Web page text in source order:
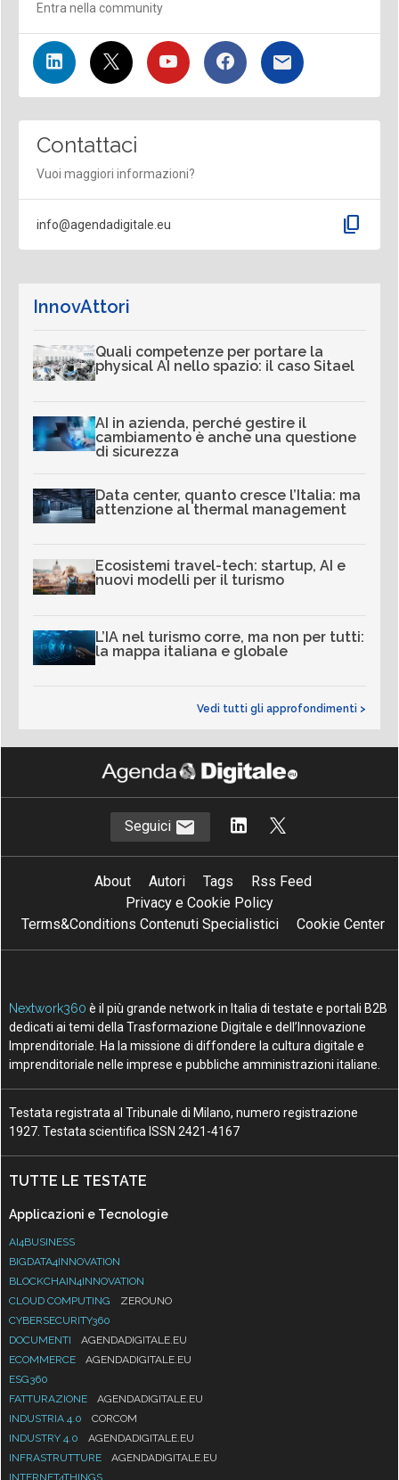
Entra nella community
Contattaci
Vuoi maggiori informazioni?
info@agendadigitale.eu content_copy
InnovAttori
Quali competenze per portare la
physical AI nello spazio: il caso Sitael
AI in azienda, perché gestire il
cambiamento è anche una questione
di sicurezza
Data center, quanto cresce l’Italia: ma
attenzione al thermal management
Ecosistemi travel-tech: startup, AI e
nuovi modelli per il turismo
L’IA nel turismo corre, ma non per tutti:
la mappa italiana e globale
Vedi tutti gli approfondimenti >
Seguici
About Autori Tags
Rss Feed
Privacy e Cookie Policy
Terms&Conditions Contenuti Specialistici
Cookie Center
Nextwork360 è il più grande network in Italia di testate e portali B2B
dedicati ai temi della Trasformazione Digitale e dell’Innovazione
Imprenditoriale. Ha la missione di diffondere la cultura digitale e
imprenditoriale nelle imprese e pubbliche amministrazioni italiane.
Testata registrata al Tribunale di Milano, numero registrazione
1927. Testata scientifica ISSN 2421-4167
TUTTE LE TESTATE
Applicazioni e Tecnologie
AI4BUSINESS
BIGDATA4INNOVATION
BLOCKCHAIN4INNOVATION
CLOUD COMPUTING
ZEROUNO
CYBERSECURITY360
DOCUMENTI
AGENDADIGITALE.EU
ECOMMERCE
AGENDADIGITALE.EU
ESG360
FATTURAZIONE
AGENDADIGITALE.EU
INDUSTRIA 4.0
CORCOM
INDUSTRY 4.0
AGENDADIGITALE.EU
INFRASTRUTTURE
AGENDADIGITALE.EU
INTERNET4THINGS